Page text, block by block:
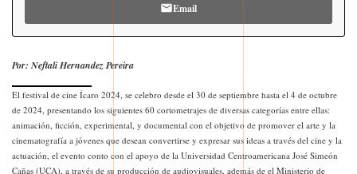
Email
Por: Neftali Hernandez Pereira
El festival de cine Ícaro 2024, se celebro desde el 30 de septiembre hasta el 4 de octubre
de 2024, presentando los siguientes 60 cortometrajes de diversas categorías entre ellas:
animación, ficción, experimental, y documental con el objetivo de promover el arte y la
cinematografía a jóvenes que desean convertirse y expresar sus ideas a través del cine y la
actuación, el evento conto con el apoyo de la Universidad Centroamericana José Simeón
Cañas (UCA), a través de su producción de audiovisuales, además de el Ministerio de